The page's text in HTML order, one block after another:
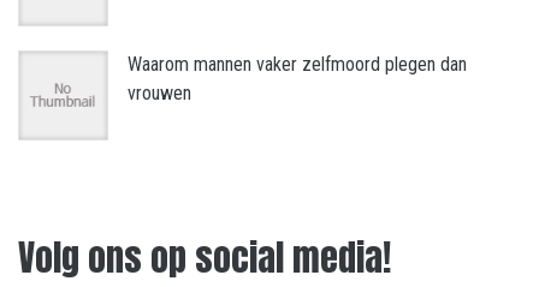
Waarom mannen vaker zelfmoord plegen dan
vrouwen
Volg ons op social media!